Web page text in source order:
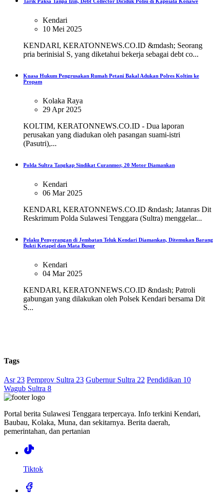
Tarik Paksa Tanpa Izin, Debt Collector Diciduk Polisi di Kapoiala Konawe
Kendari
10 Mei 2025
KENDARI, KERATONNEWS.CO.ID &mdash; Seorang
pria berinisial S, yang diketahui bekerja sebagai debt co...
Kuasa Hukum Pengrusakan Rumah Petani Bakal Adukan Polres Koltim ke
Propam
Kolaka Raya
29 Apr 2025
KOLTIM, KERATONNEWS.CO.ID - Dua laporan
perusakan yang diadukan oleh pasangan suami-istri
(Pasutri),...
Polda Sultra Tangkap Sindikat Curanmor, 20 Motor Diamankan
Kendari
06 Mar 2025
KENDARI, KERATONNEWS.CO.ID &ndash; Jatanras Dit
Reskrimum Polda Sulawesi Tenggara (Sultra) menggelar...
Pelaku Penyerangan di Jembatan Teluk Kendari Diamankan, Ditemukan Barang
Bukti Ketapel dan Mata Busur
Kendari
04 Mar 2025
KENDARI, KERATONNEWS.CO.ID &ndash; Patroli
gabungan yang dilakukan oleh Polsek Kendari bersama Dit
S...
Tags
Asr 23 Pemprov Sultra 23 Gubernur Sultra 22 Pendidikan 10
Wagub Sultra 8
Portal berita Sulawesi Tenggara terpercaya. Info terkini Kendari,
Baubau, Kolaka, Muna, dan sekitarnya. Berita daerah,
pemerintahan, dan pertanian
Tiktok